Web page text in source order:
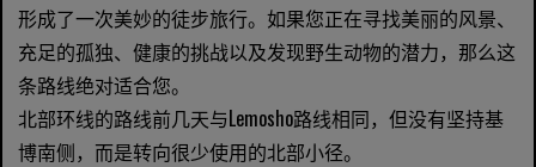
形成了一次美妙的徒步旅行。如果您正在寻找美丽的风景、
充足的孤独、健康的挑战以及发现野生动物的潜力，那么这
条路线绝对适合您。
北部环线的路线前几天与Lemosho路线相同，但没有坚持基
博南侧，而是转向很少使用的北部小径。